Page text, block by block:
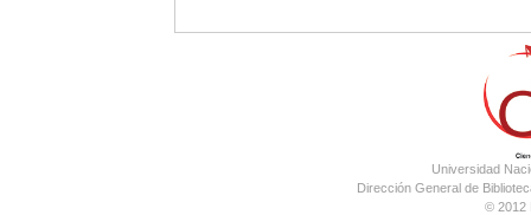
Universidad
Dirección General de
© 2012